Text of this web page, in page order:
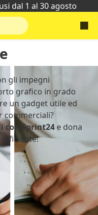
dal 1 al 30 agosto
gli impegni
grafico in grado
un gadget utile ed
commerciali?
con Sprint24 e dona